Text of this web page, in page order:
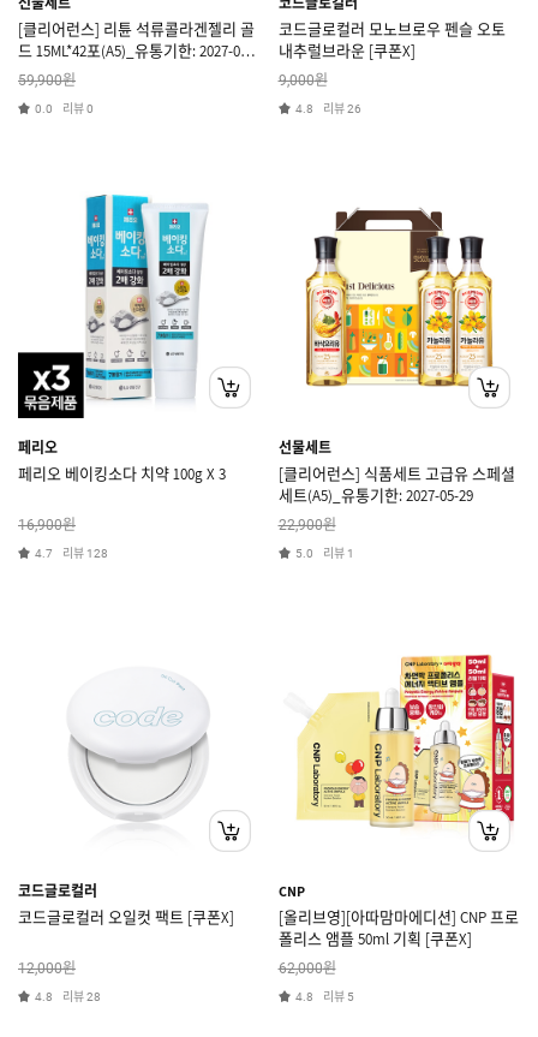
[클리어런스] 리튠 석류콜라겐젤리 골
드 15ML*42포(A5)_유통기한: 2027-06-
26
59,900원
0.0 리뷰0
코드글로컬러 모노브로우 펜슬 오토
내추럴브라운 [쿠폰X]
9,000원
4.8 리뷰26
페리오
페리오 베이킹소다 치약 100g X 3
16,900원
4.7 리뷰 128
선물세트
[클리어런스] 식품세트 고급유 스페셜
세트(A5)_유통기한: 2027-05-29
22,900원
5.0 리뷰 1
코드글로컬러
코드글로컬러 오일컷 팩트 [쿠폰X]
12,000원
4.8 리뷰28
CNP
[올리브영][아따맘마에디션] CNP 프로
폴리스 앰플 50ml 기획 [쿠폰X]
62,000원
4.8 리뷰 5